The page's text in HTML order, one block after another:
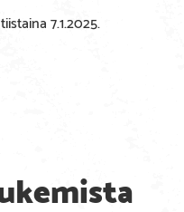
7.1.2025.